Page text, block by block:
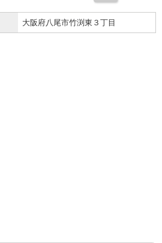
大阪府八尾市竹渕東３丁目